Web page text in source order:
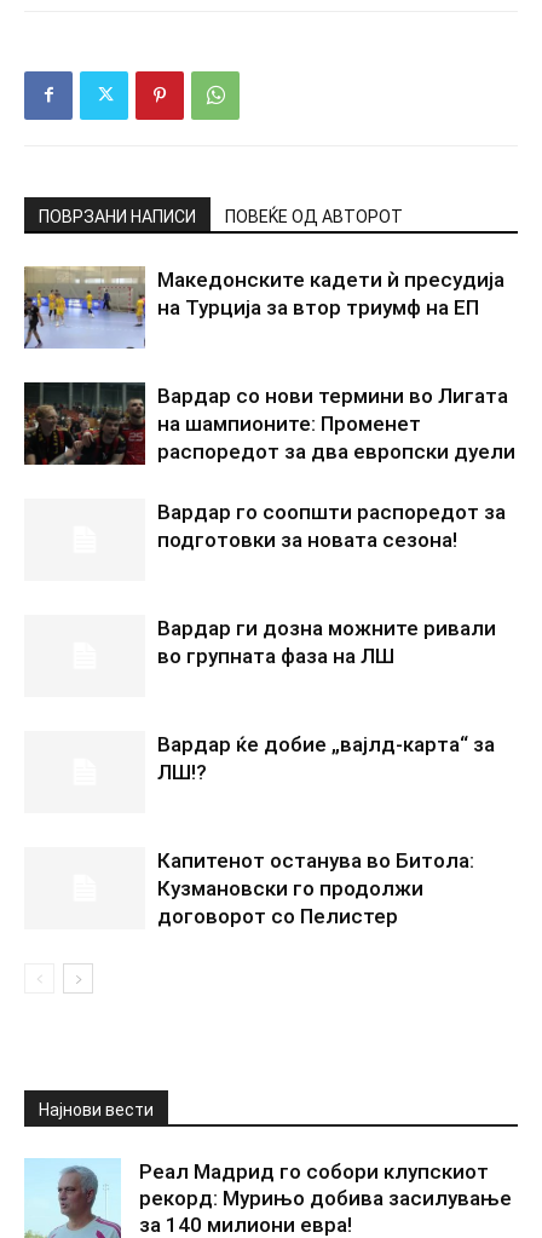
ПОВРЗАНИ НАПИСИ ПОВЕЌЕ ОД АВТОРОТ
Македонските кадети ѝ пресудија
на Турција за втор триумф на ЕП
Вардар со нови термини во Лигата
на шампионите: Променет
распоредот за два европски дуели
Вардар го соопшти распоредот за
подготовки за новата сезона!
Вардар ги дозна можните ривали
во групната фаза на ЛШ
Вардар ќе добие „вајлд-карта“ за
ЛШ!?
Капитенот останува во Битола:
Кузмановски го продолжи
договорот со Пелистер
Најнови вести
Реал Мадрид го собори клупскиот
рекорд: Мурињо добива засилување
за 140 милиони евра!